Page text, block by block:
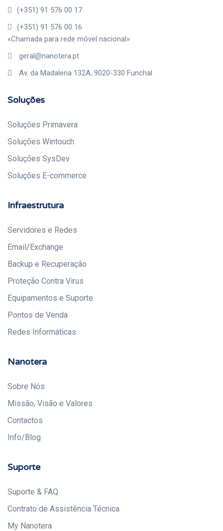
(+351) 91 576 00 17
(+351) 91 576 00 16
«Chamada para rede móvel nacional»
geral@nanotera.pt
Av. da Madalena 132A, 9020-330 Funchal
Soluções
Soluções Primavera
Soluções Wintouch
Soluções SysDev
Soluções E-commerce
Infraestrutura
Servidores e Redes
Email/Exchange
Backup e Recuperação
Proteção Contra Virus
Equipamentos e Suporte
Pontos de Venda
Redes Informáticas
Nanotera
Sobre Nós
Missão, Visão e Valores
Contactos
Info/Blog
Suporte
Suporte & FAQ
Contrato de Assistência Técnica
My Nanotera